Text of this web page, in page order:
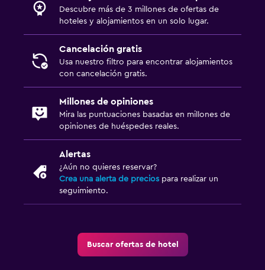
Tetera eléctrica
Utensilios de cocina
Tetera/cafetera
Comedor
Camas extralargas (+2 m)
Almohada de plumas
Enchufe cerca de la cama
Descubre más de 3 millones de ofertas de
hoteles y alojamientos en un solo lugar.
Cancelación gratis
Usa nuestro filtro para encontrar alojamientos
con cancelación gratis.
Millones de opiniones
Mira las puntuaciones basadas en millones de
opiniones de huéspedes reales.
Alertas
¿Aún no quieres reservar?
Crea una alerta de precios para realizar un
seguimiento.
Buscar ofertas de hotel